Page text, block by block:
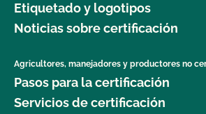
Etiquetado y logotipos
Noticias sobre certificación
Agricultores, manejadores y productores no
Pasos para la certificación
Servicios de certificación